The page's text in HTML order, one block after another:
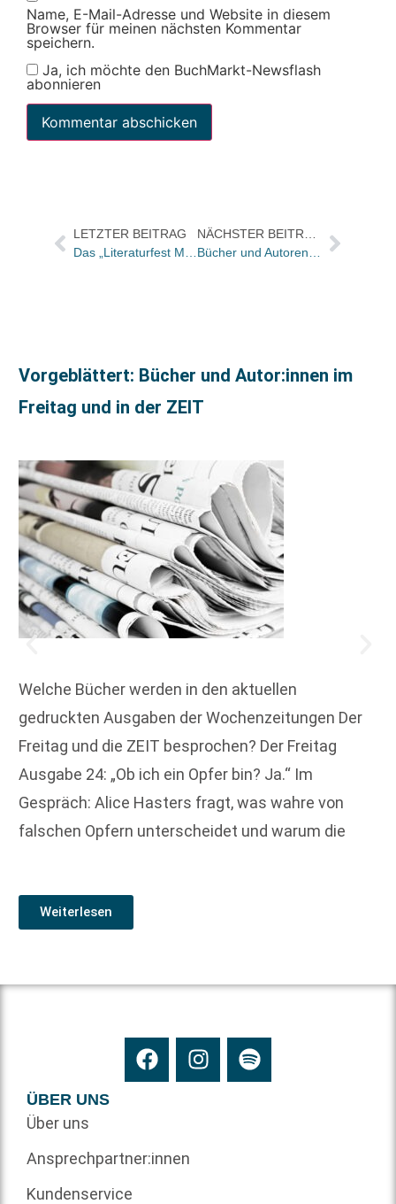
Name, E-Mail-Adresse und Website in diesem
Browser für meinen nächsten Kommentar
speichern.
Ja, ich möchte den BuchMarkt-Newsflash
abonnieren
LETZTER BEITRAG
Vorgeblättert: Bücher und Autor:innen im
Freitag und in der ZEIT
Welche Bücher werden in den aktuellen
gedruckten Ausgaben der Wochenzeitungen Der
Freitag und die ZEIT besprochen? Der Freitag
Ausgabe 24: „Ob ich ein Opfer bin? Ja.“ Im
Gespräch: Alice Hasters fragt, was wahre von
falschen Opfern unterscheidet und warum die
Weiterlesen
ÜBER UNS
Über uns
Ansprechpartner:innen
Kundenservice